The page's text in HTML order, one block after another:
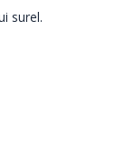
surel.